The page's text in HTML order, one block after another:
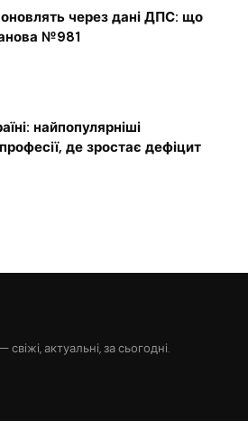
оновлять через дані ДПС: що
№981
найпопулярніші
де зростає дефіцит
актуальні, за сьогодні.